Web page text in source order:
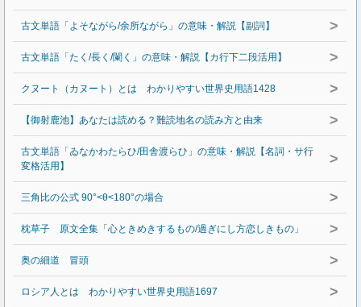
古文単語「よそながら/余所ながら」の意味・解説【副詞】 >
古文単語「たく/長く/闌く」の意味・解説【カ行下二段活用】 >
クヌート（カヌート）とは わかりやすい世界史用語1428 >
【御射鹿池】あなたは読める？難読地名の読み方と由来 >
古文単語「ゐなかわたらひ/田舎渡らひ」の意味・解説【名詞・サ行
変格活用】
>
三角比の公式 90°<θ<180°の場合 >
枕草子 原文全集「心ときめきするもの/過ぎにし方恋しきもの」 >
奥の細道 冒頭 >
ロシア人とは わかりやすい世界史用語1697 >